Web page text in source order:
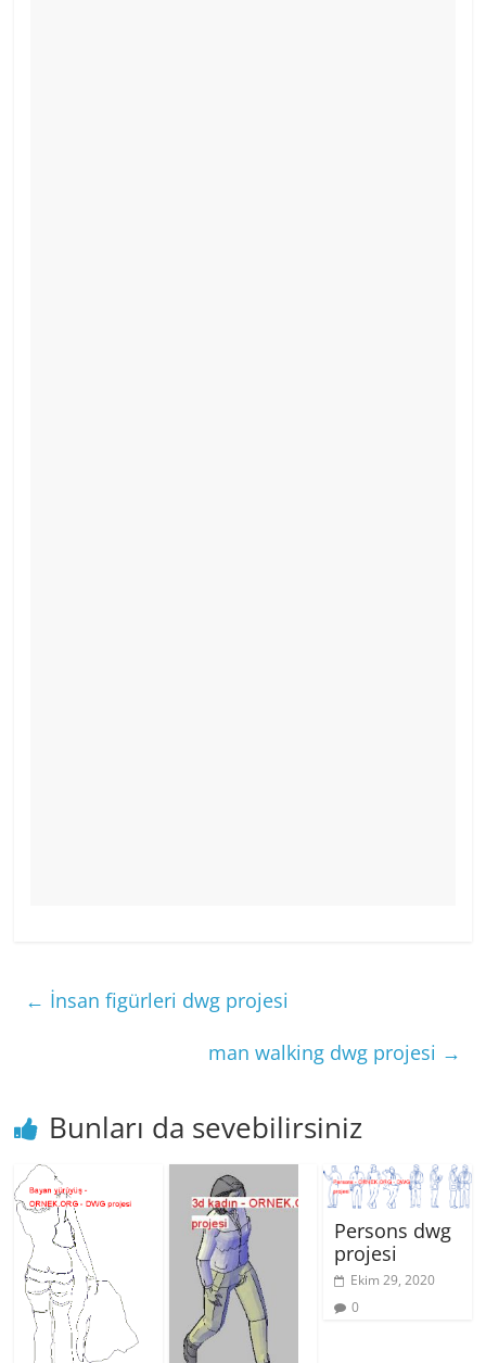
← İnsan figürleri dwg projesi
man walking dwg projesi →
Bunları da sevebilirsiniz
Persons dwg
projesi
Ekim 29, 2020
0